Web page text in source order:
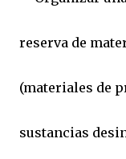
reserva de
(materiales de
sustancias